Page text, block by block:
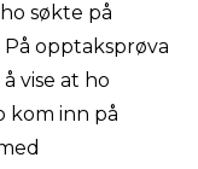
søkte på
opptaksprøva
vise at ho
kom inn på